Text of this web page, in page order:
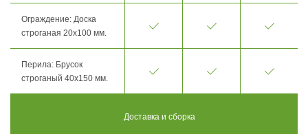
Ограждение: Доска
строганая 20х100 мм.
Перила: Брусок
строганый 40х150 мм.
Доставка и сборка